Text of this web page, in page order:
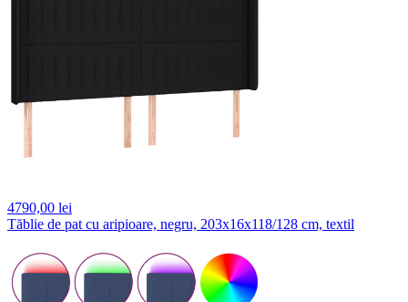
4790,00 lei
Tăblie de pat cu aripioare, negru, 203x16x118/128 cm, textil